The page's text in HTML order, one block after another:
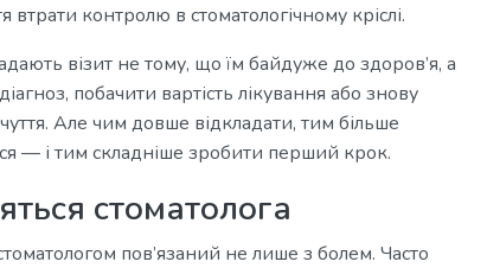
втрати контролю в стоматологічному кріслі.
візит не тому, що їм байдуже до здоров’я, а
побачити вартість лікування або знову
Але чим довше відкладати, тим більше
— і тим складніше зробити перший крок.
стоматолога
пов’язаний не лише з болем. Часто